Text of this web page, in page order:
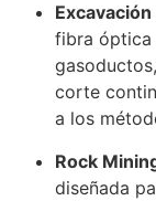
fibra óptica
corte
a los
Rock
diseñada